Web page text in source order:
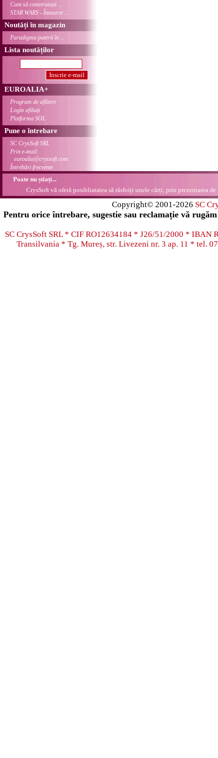
Cum să construiești ...
STAR WARS - Întoarce ...
Noutăți în magazin
Paradigma puterii în ...
Lista noutăților
EUROALIA+
Program de afiliere
Login afiliați
Platforma SOL
Pune o întrebare
SC CrysSoft SRL
Prin e-mail:
euroalia@cryssoft.com
Întrebări frecvente
Poate nu știați...
CrysSoft vă oferă posibliatatea să răsfoiți unele cărți, prin prezentarea de
Copyright© 2001-2026 SC
Pentru orice întrebare, sugestie sau reclamație vă
SC CrysSoft SRL * CIF RO12634184 * J26/51/2000 * IBAN
Transilvania * Tg. Mureș, str. Livezeni nr. 3 ap. 11 * tel.